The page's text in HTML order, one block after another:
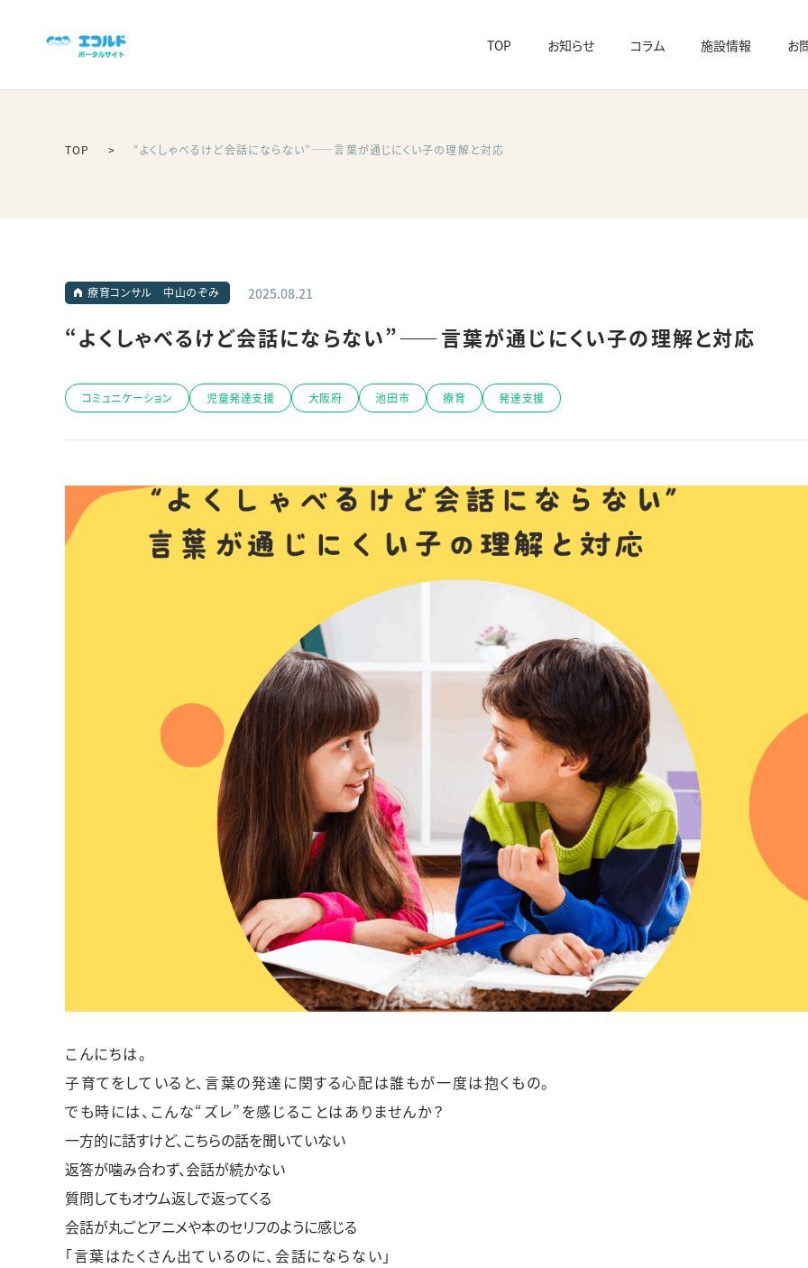
TOP お知らせ コラム 施設情報 お
TOP “よくしゃべるけど会話にならない”——言葉が通じにくい子の理解と対応
療育コンサル 中山のぞみ 2025.08.21
“よくしゃべるけど会話にならない”——言葉が通じにくい子の理解と対応
コミュニケーション 児童発達支援 大阪府 池田市 療育 発達支援
こんにちは。
子育てをしていると、言葉の発達に関する心配は誰もが一度は抱くもの。
でも時には、こんな“ズレ”を感じることはありませんか？
一方的に話すけど、こちらの話を聞いていない
返答が噛み合わず、会話が続かない
質問してもオウム返しで返ってくる
会話が丸ごとアニメや本のセリフのように感じる
「言葉はたくさん出ているのに、会話にならない」